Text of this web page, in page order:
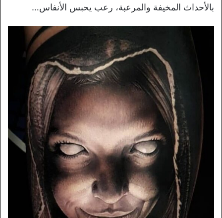
بالأحداث المخيفة والمرعبة، رعب يحبس الأنفاس…